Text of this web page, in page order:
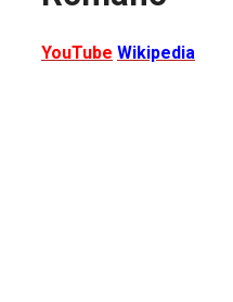
YouTube Wikipedia